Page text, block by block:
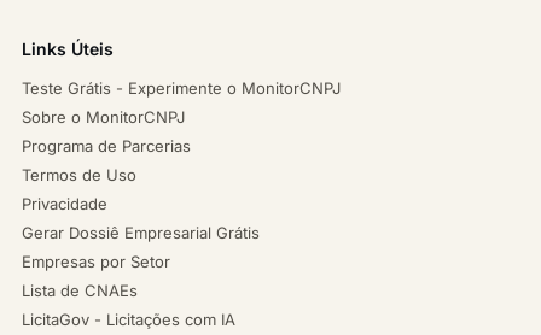
Links Úteis
Teste Grátis - Experimente o MonitorCNPJ
Sobre o MonitorCNPJ
Programa de Parcerias
Termos de Uso
Privacidade
Gerar Dossiê Empresarial Grátis
Empresas por Setor
Lista de CNAEs
LicitaGov - Licitações com IA